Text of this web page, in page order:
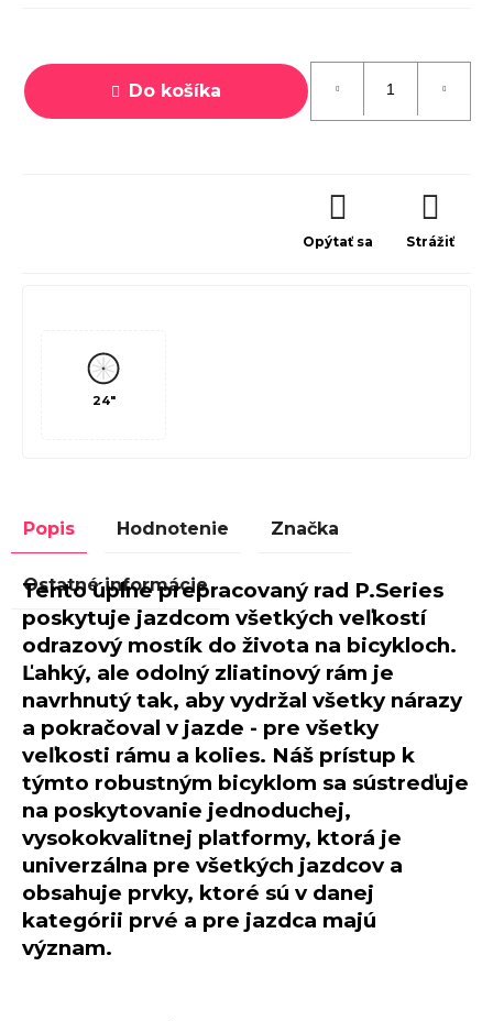
cena:
Do košíka
Opýtať sa Strážiť
24"
Popis Hodnotenie Značka
Ostatné informácie
Tento úplne prepracovaný rad P.Series
poskytuje jazdcom všetkých veľkostí
odrazový mostík do života na bicykloch.
Ľahký, ale odolný zliatinový rám je
navrhnutý tak, aby vydržal všetky nárazy
a pokračoval v jazde - pre všetky
veľkosti rámu a kolies. Náš prístup k
týmto robustným bicyklom sa sústreďuje
na poskytovanie jednoduchej,
vysokokvalitnej platformy, ktorá je
univerzálna pre všetkých jazdcov a
obsahuje prvky, ktoré sú v danej
kategórii prvé a pre jazdca majú
význam.